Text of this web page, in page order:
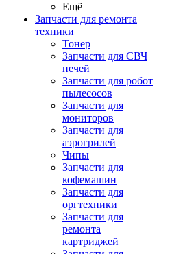
Ещё
Запчасти для ремонта
техники
Тонер
Запчасти для СВЧ
печей
Запчасти для робот
пылесосов
Запчасти для
мониторов
Запчасти для
аэрогрилей
Чипы
Запчасти для
кофемашин
Запчасти для
оргтехники
Запчасти для
ремонта
картриджей